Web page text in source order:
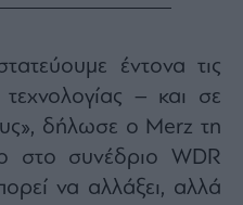
έντονα τις
τεχνολογίας – και σε
δήλωσε ο Merz τη
στο συνέδριο WDR
να αλλάξει, αλλά